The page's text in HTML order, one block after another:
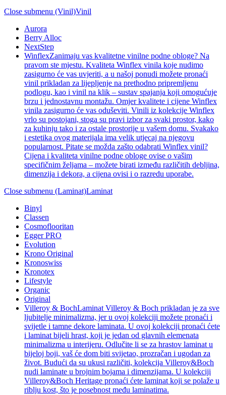
Close submenu (Vinil)Vinil
Aurora
Berry Alloc
NextStep
WinflexZanimaju vas kvalitetne vinilne podne obloge? Na
pravom ste mjestu. Kvaliteta Winflex vinila koje nudimo
zasigurno će vas uvjeriti, a u našoj ponudi možete pronaći
vinil prikladan za lijepljenje na prethodno pripremljenu
podlogu, kao i vinil na klik – sustav spajanja koji omogućuje
brzu i jednostavnu montažu. Omjer kvalitete i cijene Winflex
vinila zasigurno će vas oduševiti. Vinili iz kolekcije Winflex
vrlo su postojani, stoga su pravi izbor za svaki prostor, kako
za kuhinju tako i za ostale prostorije u vašem domu. Svakako
i estetika ovog materijala ima velik utjecaj na njegovu
popularnost. Pitate se možda zašto odabrati Winflex vinil?
Cijena i kvaliteta vinilne podne obloge ovise o vašim
specifičnim željama – možete birati između različitih debljina,
dimenzija i dekora, a cijena ovisi i o razredu uporabe.
Close submenu (Laminat)Laminat
Binyl
Classen
Cosmoflooritan
Egger PRO
Evolution
Krono Original
Kronoswiss
Kronotex
Lifestyle
Organic
Original
Villeroy & BochLaminat Villeroy & Boch prikladan je za sve
ljubitelje minimalizma, jer u ovoj kolekciji možete pronaći i
svijetle i tamne dekore laminata. U ovoj kolekciji pronaći ćete
i laminat bijeli hrast, koji je jedan od glavnih elemenata
minimalizma u interijeru. Odlučite li se za hrastov laminat u
bijeloj boji, vaš će dom biti svijetao, prozračan i ugodan za
život. Budući da su ukusi različiti, kolekcija Villeroy&Boch
nudi laminate u brojnim bojama i dimenzijama. U kolekciji
Villeroy&Boch Heritage pronaći ćete laminat koji se polaže u
riblju kost, što je posebnost među laminatima.